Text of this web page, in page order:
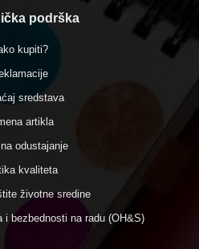
podrška
kupiti?
sredstava
artikla
odustajanje
kvaliteta
životne sredine
i bezbednosti na radu (OH&S)